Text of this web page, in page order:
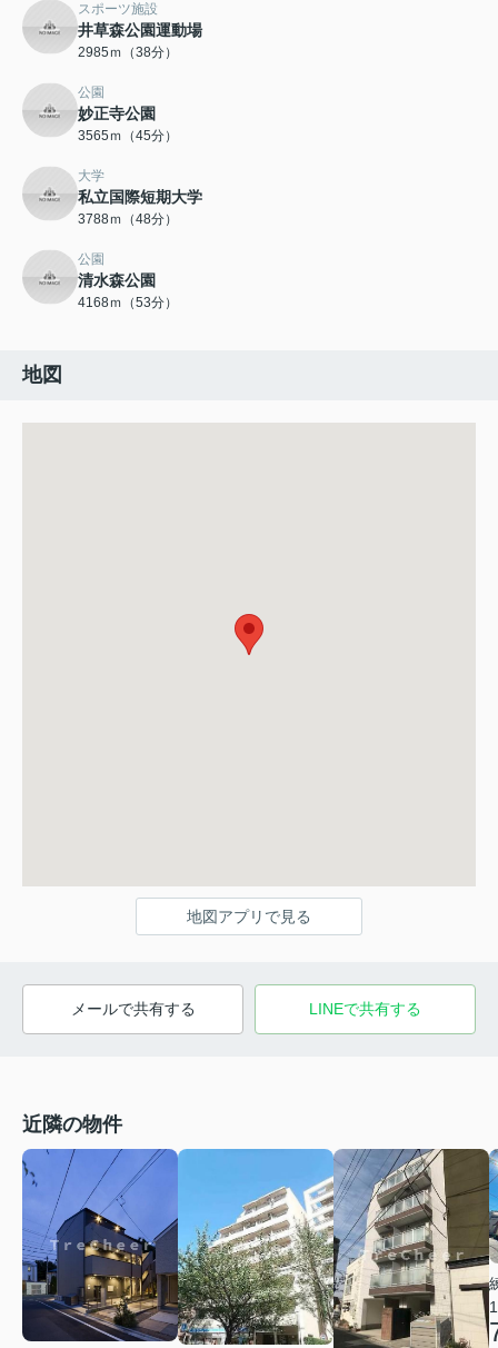
スポーツ施設
井草森公園運動場
2985ｍ（38分）
公園
妙正寺公園
3565ｍ（45分）
大学
私立国際短期大学
3788ｍ（48分）
公園
清水森公園
4168ｍ（53分）
地図
地図アプリで見る
メールで共有する LINEで共有する
近隣の物件